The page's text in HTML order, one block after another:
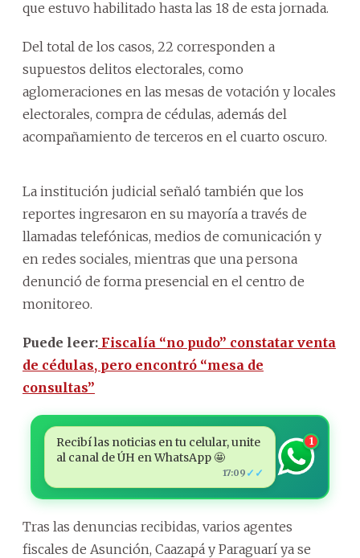
que estuvo habilitado hasta las 18 de esta jornada.
Del total de los casos, 22 corresponden a
supuestos delitos electorales, como
aglomeraciones en las mesas de votación y locales
electorales, compra de cédulas, además del
acompañamiento de terceros en el cuarto oscuro.
La institución judicial señaló también que los
reportes ingresaron en su mayoría a través de
llamadas telefónicas, medios de comunicación y
en redes sociales, mientras que una persona
denunció de forma presencial en el centro de
monitoreo.
Puede leer: Fiscalía “no pudo” constatar venta
de cédulas, pero encontró “mesa de
consultas”
Recibí las noticias en tu celular, unite
al canal de ÚH en WhatsApp 🤩
17:09 ✓✓
1
Tras las denuncias recibidas, varios agentes
fiscales de Asunción, Caazapá y Paraguarí ya se